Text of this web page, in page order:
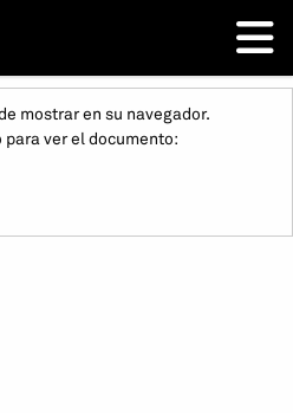
mostrar en su navegador.
ver el documento: